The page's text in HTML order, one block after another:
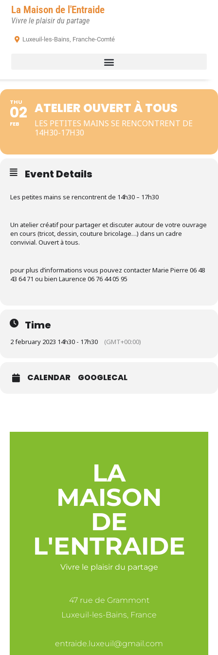
La Maison de l'Entraide
Vivre le plaisir du partage
Luxeuil-les-Bains, Franche-Comté
THU
02
FEB
ATELIER OUVERT À TOUS
LES PETITES MAINS SE RENCONTRENT DE
14H30-17H30
Event Details
Les petites mains se rencontrent de 14h30 – 17h30
Un atelier créatif pour partager et discuter autour de votre ouvrage
en cours (tricot, dessin, couture bricolage…) dans un cadre
convivial. Ouvert à tous.
pour plus d’informations vous pouvez contacter Marie Pierre 06 48
43 64 71 ou bien Laurence 06 76 44 05 95
Time
2 february 2023 14h30 - 17h30 (GMT+00:00)
CALENDAR GOOGLECAL
LA
MAISON
DE
L'ENTRAIDE
Vivre le plaisir du partage
47 rue de Grammont
Luxeuil-les-Bains, France
entraide.luxeuil@gmail.com